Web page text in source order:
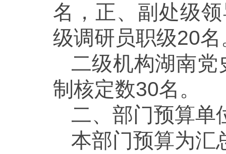
名，正、副处级
级调研员职级20名
二级机构湖南
制核定数30名。
二、部门预算单
本部门预算为汇